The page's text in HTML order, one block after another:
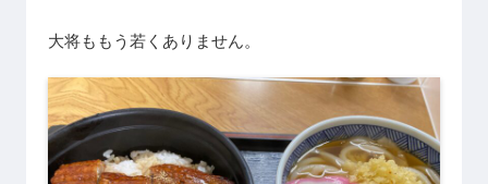
大将ももう若くありません。